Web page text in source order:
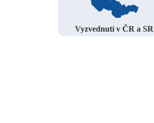
Vyzvednutí v ČR a SR